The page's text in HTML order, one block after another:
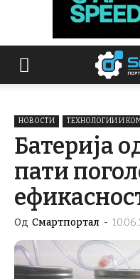
НОВОСТИ ТЕХНОЛОГИИ И
Батерија
пати
Од Смартпортал -